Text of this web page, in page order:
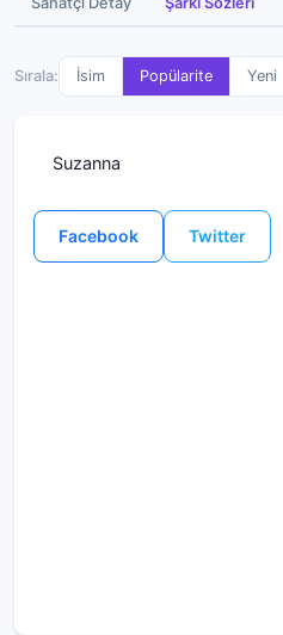
Sırala: İsim Popülarite Yeni
Suzanna
Facebook Twitter